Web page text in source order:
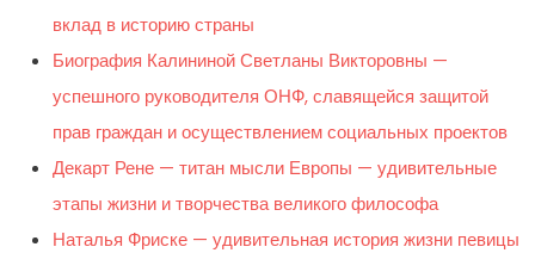
вклад в историю страны
Биография Калининой Светланы Викторовны —
успешного руководителя ОНФ, славящейся защитой
прав граждан и осуществлением социальных проектов
Декарт Рене — титан мысли Европы — удивительные
этапы жизни и творчества великого философа
Наталья Фриске — удивительная история жизни певицы